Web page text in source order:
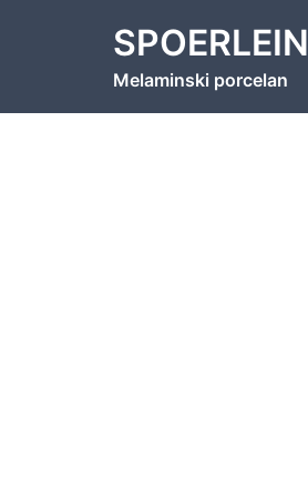
SPOERLEIN
Melaminski porcelan